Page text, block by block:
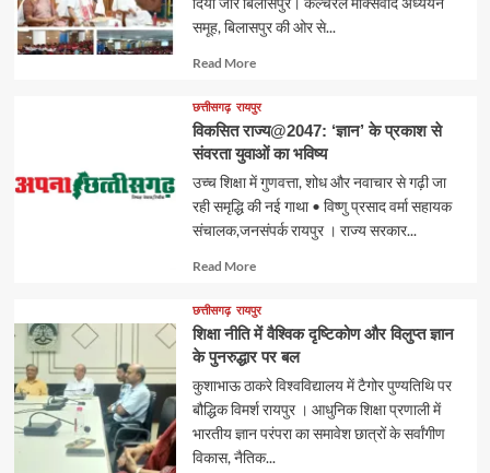
समूह, बिलासपुर की ओर से...
Read MoreRead
about
छत्तीसगढ़ रायपुर
विकसित राज्य@2047: ‘ज्ञान’ के प्रकाश से
संवरता युवाओं का भविष्य
उच्च शिक्षा में गुणवत्ता, शोध और नवाचार से गढ़ी जा
रही समृद्धि की नई गाथा • विष्णु प्रसाद वर्मा सहायक
संचालक,जनसंपर्क रायपुर । राज्य सरकार...
Read MoreRead
about
छत्तीसगढ़ रायपुर
शिक्षा नीति में वैश्विक दृष्टिकोण और विलुप्त ज्ञान
के पुनरुद्धार पर बल
कुशाभाऊ ठाकरे विश्वविद्यालय में टैगोर पुण्यतिथि पर
बौद्धिक विमर्श रायपुर । आधुनिक शिक्षा प्रणाली में
भारतीय ज्ञान परंपरा का समावेश छात्रों के सर्वांगीण
विकास, नैतिक...